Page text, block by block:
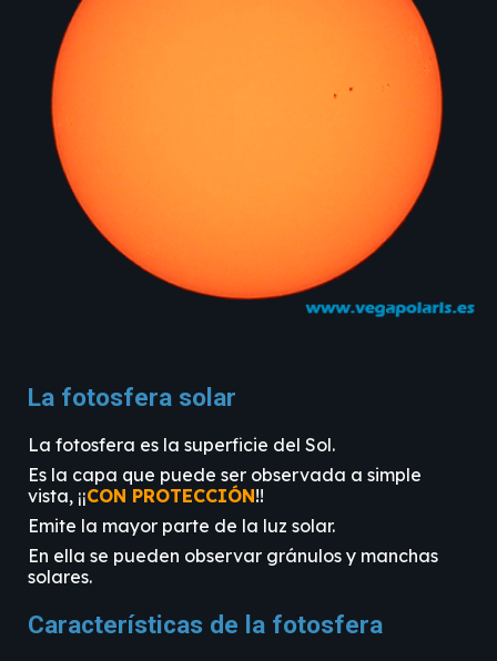
La fotosfera solar
Lafotosfera es la superficie del Sol.
Es la capa que puede ser observada a simple
vista, ¡¡CON PROTECCIÓN!!
Emite la mayor parte de la luz solar.
En ella se pueden observar gránulos y manchas
solares.
Características de la fotosfera